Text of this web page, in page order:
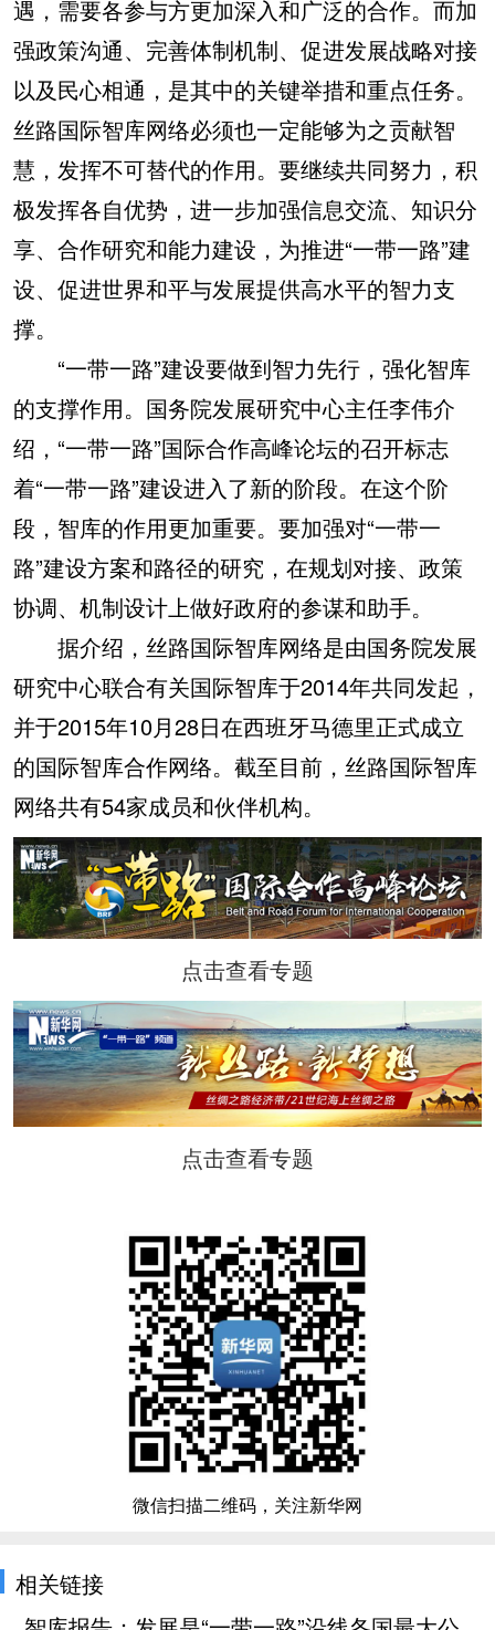
遇，需要各参与方更加深入和广泛的合作。而加
强政策沟通、完善体制机制、促进发展战略对接
以及民心相通，是其中的关键举措和重点任务。
丝路国际智库网络必须也一定能够为之贡献智
慧，发挥不可替代的作用。要继续共同努力，积
极发挥各自优势，进一步加强信息交流、知识分
享、合作研究和能力建设，为推进“一带一路”建
设、促进世界和平与发展提供高水平的智力支
撑。
“一带一路”建设要做到智力先行，强化智库
的支撑作用。国务院发展研究中心主任李伟介
绍，“一带一路”国际合作高峰论坛的召开标志
着“一带一路”建设进入了新的阶段。在这个阶
段，智库的作用更加重要。要加强对“一带一
路”建设方案和路径的研究，在规划对接、政策
协调、机制设计上做好政府的参谋和助手。
据介绍，丝路国际智库网络是由国务院发展
研究中心联合有关国际智库于2014年共同发起，
并于2015年10月28日在西班牙马德里正式成立
的国际智库合作网络。截至目前，丝路国际智库
网络共有54家成员和伙伴机构。
点击查看专题
点击查看专题
微信扫描二维码，关注新华网
相关链接